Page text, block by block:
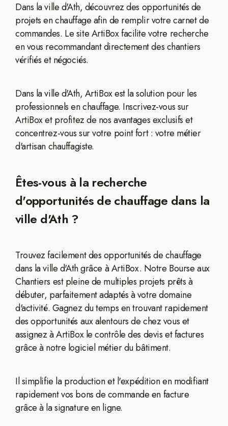
Dans la ville d'Ath, découvrez des opportunités de
projets en chauffage afin de remplir votre carnet de
commandes. Le site ArtiBox facilite votre recherche
en vous recommandant directement des chantiers
vérifiés et négociés.
Dans la ville d'Ath, ArtiBox est la solution pour les
professionnels en chauffage. Inscrivez-vous sur
ArtiBox et profitez de nos avantages exclusifs et
concentrez-vous sur votre point fort : votre métier
d'artisan chauffagiste.
Êtes-vous à la recherche
d'opportunités de chauffage dans la
ville d'Ath ?
Trouvez facilement des opportunités de chauffage
dans la ville d'Ath grâce à ArtiBox. Notre Bourse aux
Chantiers est pleine de multiples projets prêts à
débuter, parfaitement adaptés à votre domaine
d'activité. Gagnez du temps en trouvant rapidement
des opportunités aux alentours de chez vous et
assignez à ArtiBox le contrôle des devis et factures
grâce à notre logiciel métier du bâtiment.
Il simplifie la production et l'expédition en modifiant
rapidement vos bons de commande en facture
grâce à la signature en ligne.